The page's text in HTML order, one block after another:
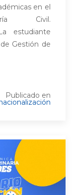
en el
Civil.
estudiante
Gestión de
Publicado en